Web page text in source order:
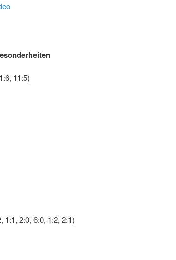
Besonderheiten
11:5)
1:1, 2:0, 6:0, 1:2, 2:1)